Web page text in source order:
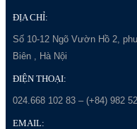
ĐỊA CHỈ:
Số 10-12 Ngõ Vườn Hồ 2,
Biên , Hà Nội
ĐIỆN THOẠI:
024.668 102 83 – (+84) 982
EMAIL: